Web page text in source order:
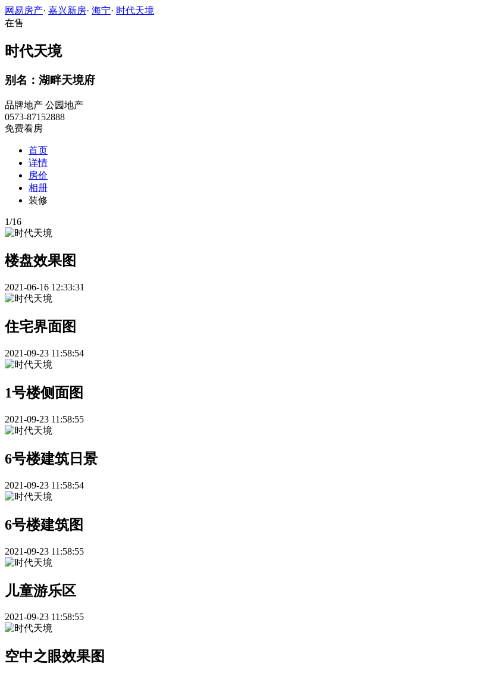
网易房产· 嘉兴新房· 海宁· 时代天境
在售
时代天境
别名：湖畔天境府
品牌地产 公园地产
0573-87152888
免费看房
首页
详情
房价
相册
装修
1/16
楼盘效果图
2021-06-16 12:33:31
住宅界面图
2021-09-23 11:58:54
1号楼侧面图
2021-09-23 11:58:55
6号楼建筑日景
2021-09-23 11:58:54
6号楼建筑图
2021-09-23 11:58:55
儿童游乐区
2021-09-23 11:58:55
空中之眼效果图